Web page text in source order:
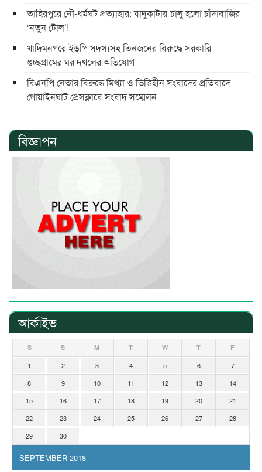
তাহিরপুরে নৌ-ধর্মঘট প্রত্যাহার: যাদুকাটায় চালু হলো চাঁদাবাজির
‘নতুন টোল’!
খাদিমনগরে ইউপি সদস্যসহ তিনজনের বিরুদ্ধে সরকারি
গুচ্ছগ্রামের ঘর দখলের অভিযোগ
বিএনপি নেতার বিরুদ্ধে মিথ্যা ও ভিত্তিহীন সংবাদের প্রতিবাদে
গোয়াইনঘাট প্রেসক্লাবে সংবাদ সম্মেলন
বিজ্ঞাপন
আর্কাইভ
SEPTEMBER 2018
S S M T W T F
1 2 3 4 5 6
7
8
9 10 11 12 13
14
15
16 17 18 19 20
21
22
23 24 25 26 27
28
29
30